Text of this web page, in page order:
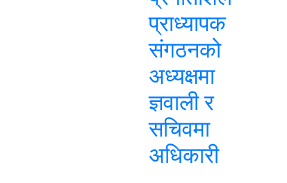
प्राध्यापक
संगठनको
अध्यक्षमा
ज्ञवाली र
सचिवमा
अधिकारी